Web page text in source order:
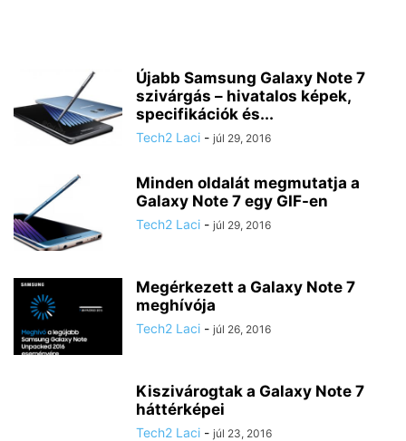
Újabb Samsung Galaxy Note 7
szivárgás – hivatalos képek,
specifikációk és...
Tech2 Laci - júl 29, 2016
Minden oldalát megmutatja a
Galaxy Note 7 egy GIF-en
Tech2 Laci - júl 29, 2016
Megérkezett a Galaxy Note 7
meghívója
Tech2 Laci - júl 26, 2016
Kiszivárogtak a Galaxy Note 7
háttérképei
Tech2 Laci - júl 23, 2016